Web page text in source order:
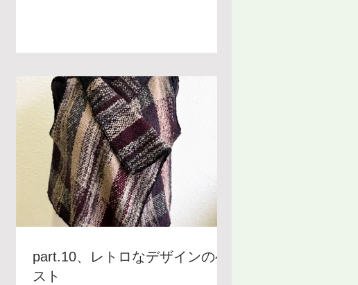
す。 これからもご紹介していきますので、楽
しみにお待ちいただけると嬉しいです！ ＊＊
＊＊＊＊＊＊＊ ボードウィービング教室 [銀
座教室] 受講料：¥8,800/月(入会金：¥5,500)
開講日：第１・第３金曜日 時 間：13:30〜
16:00 講 師：田巻夕起子 お教室については
フォーム・メール・電話にてお気軽にお問い
合わせください。
part.10、レトロなデザインのベ
スト